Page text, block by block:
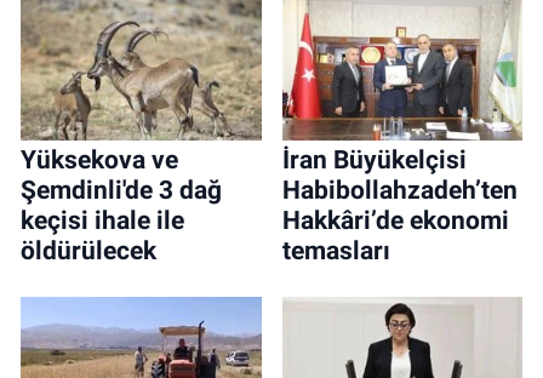
Yüksekova ve
Şemdinli'de 3 dağ
keçisi ihale ile
öldürülecek
İran Büyükelçisi
Habibollahzadeh’ten
Hakkâri’de ekonomi
temasları